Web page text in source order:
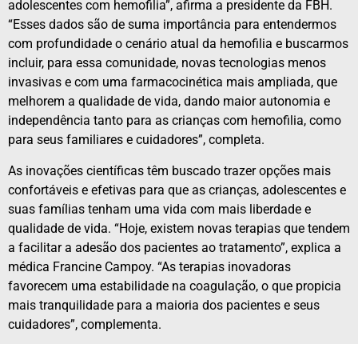
adolescentes com hemofilia”, afirma a presidente da FBH.
“Esses dados são de suma importância para entendermos
com profundidade o cenário atual da hemofilia e buscarmos
incluir, para essa comunidade, novas tecnologias menos
invasivas e com uma farmacocinética mais ampliada, que
melhorem a qualidade de vida, dando maior autonomia e
independência tanto para as crianças com hemofilia, como
para seus familiares e cuidadores”, completa.
As inovações científicas têm buscado trazer opções mais
confortáveis e efetivas para que as crianças, adolescentes e
suas famílias tenham uma vida com mais liberdade e
qualidade de vida. “Hoje, existem novas terapias que tendem
a facilitar a adesão dos pacientes ao tratamento”, explica a
médica Francine Campoy. “As terapias inovadoras
favorecem uma estabilidade na coagulação, o que propicia
mais tranquilidade para a maioria dos pacientes e seus
cuidadores”, complementa.